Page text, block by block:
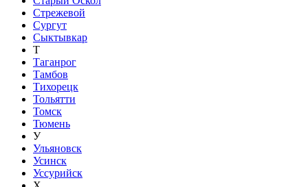
Стрежевой
Сургут
Сыктывкар
Т
Таганрог
Тамбов
Тихорецк
Тольятти
Томск
Тюмень
У
Ульяновск
Усинск
Уссурийск